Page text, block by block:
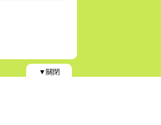
▼關閉